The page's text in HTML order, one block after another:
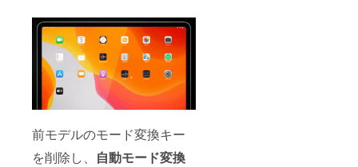
前モデルのモード変換キー
を削除し、 自動モード変換